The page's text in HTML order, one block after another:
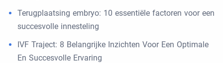
Terugplaatsing embryo: 10 essentiële factoren voor een
succesvolle innesteling
IVF Traject: 8 Belangrijke Inzichten Voor Een Optimale
En Succesvolle Ervaring